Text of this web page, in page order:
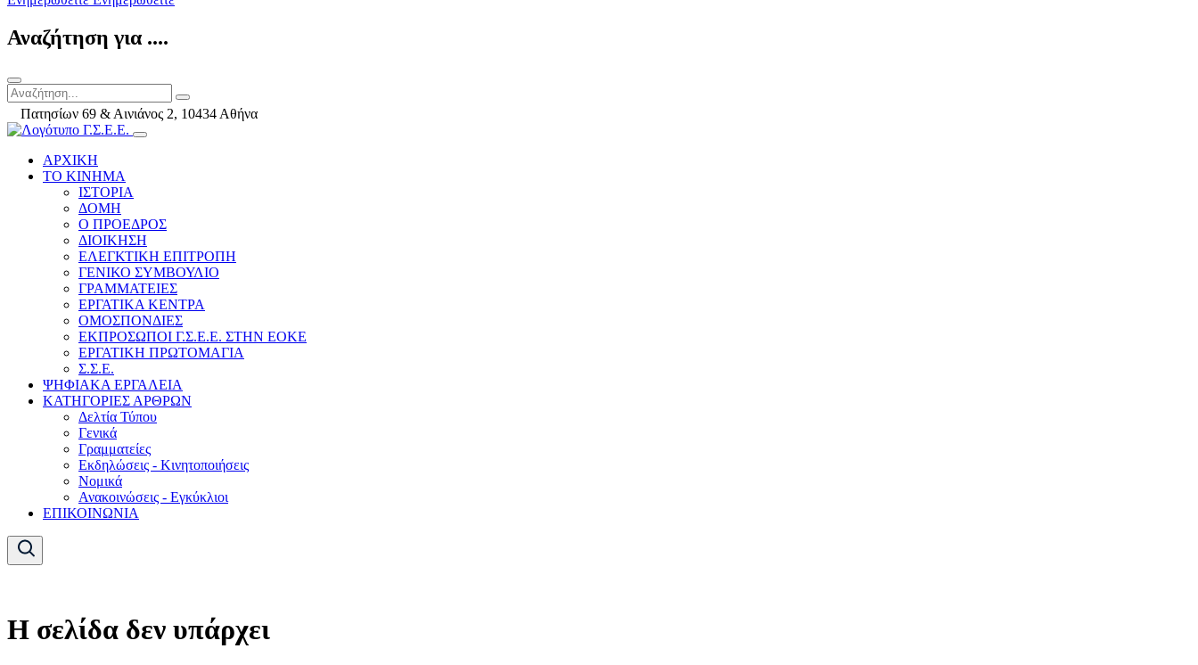
Αναζήτηση για ....
Πατησίων 69 & Αινιάνος 2, 10434 Αθήνα
ΑΡΧΙΚΗ
ΤΟ ΚΙΝΗΜΑ
ΙΣΤΟΡΙΑ
ΔΟΜΗ
Ο ΠΡΟΕΔΡΟΣ
ΔΙΟΙΚΗΣΗ
ΕΛΕΓΚΤΙΚΗ ΕΠΙΤΡΟΠΗ
ΓΕΝΙΚΟ ΣΥΜΒΟΥΛΙΟ
ΓΡΑΜΜΑΤΕΙΕΣ
ΕΡΓΑΤΙΚΑ ΚΕΝΤΡΑ
ΟΜΟΣΠΟΝΔΙΕΣ
ΕΚΠΡΟΣΩΠΟΙ Γ.Σ.Ε.Ε. ΣΤΗΝ ΕΟΚΕ
ΕΡΓΑΤΙΚΗ ΠΡΩΤΟΜΑΓΙΑ
Σ.Σ.Ε.
ΨΗΦΙΑΚΑ ΕΡΓΑΛΕΙΑ
ΚΑΤΗΓΟΡΙΕΣ ΑΡΘΡΩΝ
Δελτία Τύπου
Γενικά
Γραμματείες
Εκδηλώσεις - Κινητοποιήσεις
Νομικά
Ανακοινώσεις - Εγκύκλιοι
ΕΠΙΚΟΙΝΩΝΙΑ
Η σελίδα δεν υπάρχει